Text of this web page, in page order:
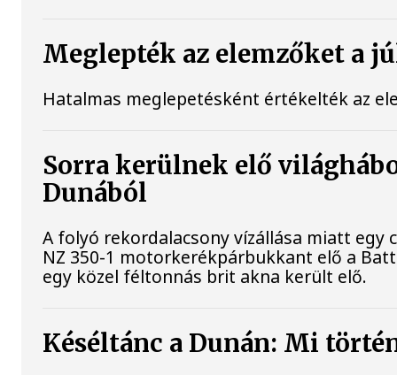
Meglepték az elemzőket a
Hatalmas meglepetésként értékelték az
Sorra kerülnek elő
Dunából
A folyó rekordalacsony vízállása miatt
NZ 350-1 motorkerékpárbukkant elő a
egy közel féltonnás brit akna került elő.
Késéltánc a Dunán: Mi